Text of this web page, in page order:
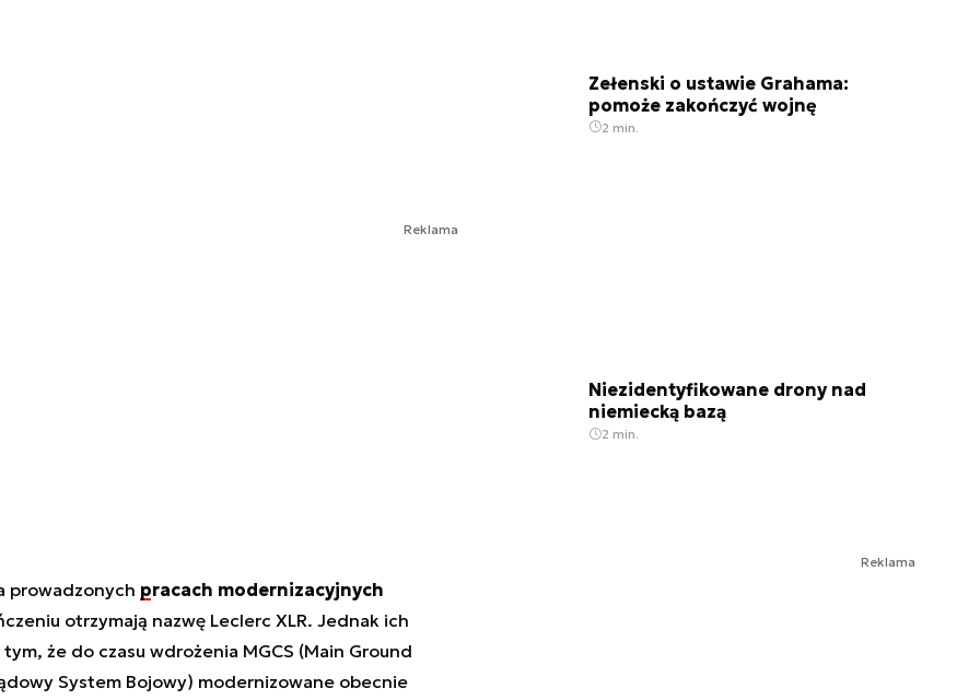
Reklama
prowadzonych pracach modernizacyjnych
otrzymają nazwę Leclerc XLR. Jednak ich
że do czasu wdrożenia MGCS (Main Ground
System Bojowy) modernizowane obecnie
Zełenski o ustawie Grahama:
pomoże zakończyć wojnę
2 min.
Niezidentyfikowane drony nad
niemiecką bazą
2 min.
Reklama